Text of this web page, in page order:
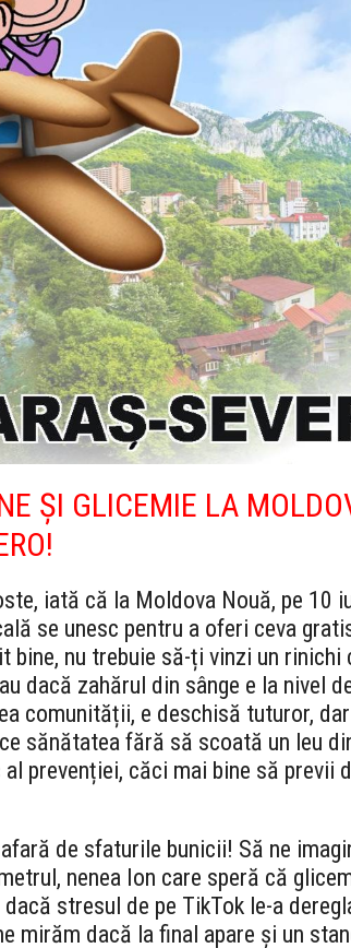
ȘI GLICEMIE LA
iată că la Moldova Nouă, pe 10
se unesc pentru a oferi ceva
nu trebuie să-ți vinzi un rinichi
dacă zahărul din sânge e la nivel
comunității, e deschisă tuturor,
sănătatea fără să scoată un leu
prevenției, căci mai bine să previi
de sfaturile bunicii! Să ne
nenea Ion care speră că
stresul de pe TikTok le-a
mirăm dacă la final apare și un